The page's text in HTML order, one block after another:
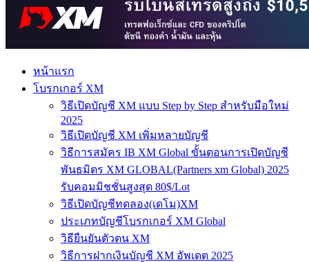
หน้าแรก
โบรกเกอร์ XM
วิธีเปิดบัญชี XM แบบ Step by Step สำหรับมือใหม่
2025
วิธีเปิดบัญชี XM เพิ่มหลายบัญชี
วิธีการสมัคร IB XM Global ขั้นตอนการเปิดบัญชี
พันธมิตร XM GLOBAL(Partners xm Global) 2025
รับคอมมิชชั่นสูงสุด 80$/Lot
วิธีเปิดบัญชีทดลอง(เดโม)XM
ประเภทบัญชีโบรกเกอร์ XM Global
วิธียืนยันตัวตน XM
วิธีการฝากเงินบัญชี XM อัพเดต 2025